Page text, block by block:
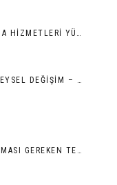
OKUL REHBERLIK VE PSIKOLOJIK DANIŞMA HIZMETLERI YÜRÜTME KOMISYONUNUN KURULUŞU VE GÖREVLERI
BIO-FREKANS BILINÇALTI TELKIN İLE BIREYSEL DEĞIŞIM – GELIŞIM
PSIKOLOJIK ÖLÇME ARAÇLARINDA BULUNMASI GEREKEN TEKNIK ÖZELLIKLER